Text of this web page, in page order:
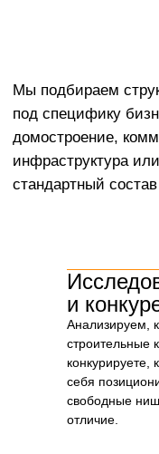
и
Анализируем,
строительные
конкурируете,
себя
свободные
отличие.
Почему важно
со стратегии,
Дизайн без стратегии —
упаковка. Но в
миллионы, а решения